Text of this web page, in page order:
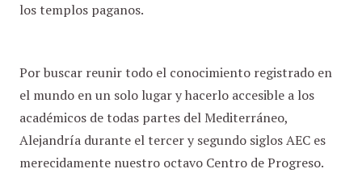
los templos paganos.
Por buscar reunir todo el conocimiento registrado en
el mundo en un solo lugar y hacerlo accesible a los
académicos de todas partes del Mediterráneo,
Alejandría durante el tercer y segundo siglos AEC es
merecidamente nuestro octavo Centro de Progreso.